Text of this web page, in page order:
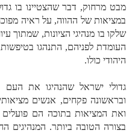
מבט מרחוק, דבר שהצטיינו בו
במציאות של ההווה, על ראיה
שלקו בו מנהיגי הציונות, שמתוך
העומדת לפניהם, התנהגו
היהודי כולו.
גדולי ישראל שהנהיגו את העם
ובראשונה פקחים, אנשים
ואת המציאות בתוכה הם פועלים
בצורה הטובה ביותר.